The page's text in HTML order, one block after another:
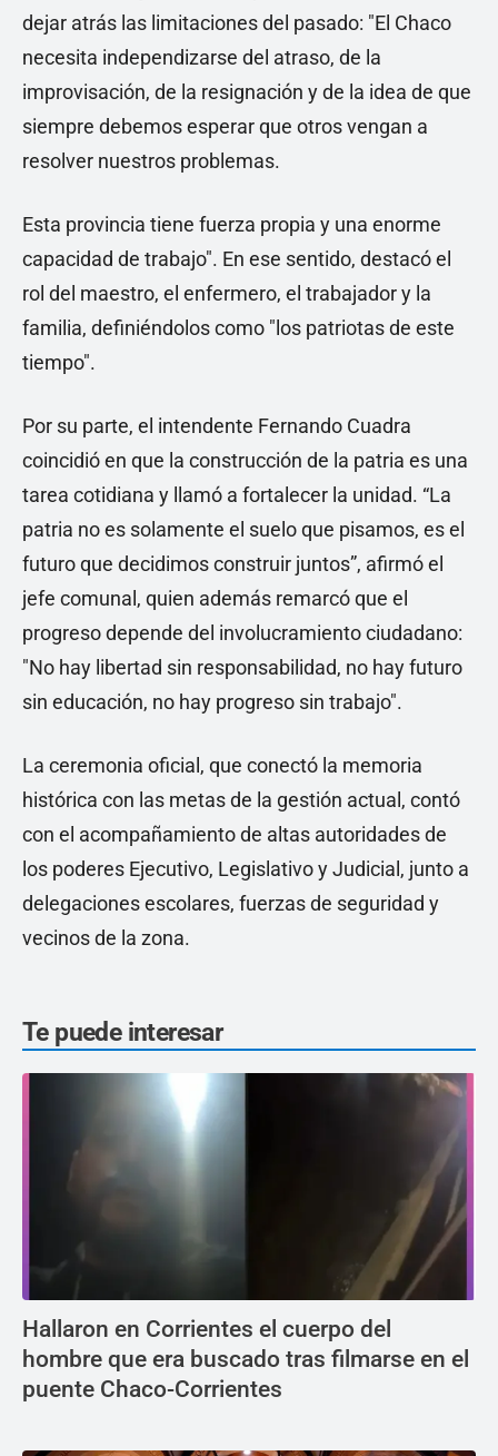
dejar atrás las limitaciones del pasado: "El Chaco
necesita independizarse del atraso, de la
improvisación, de la resignación y de la idea de que
siempre debemos esperar que otros vengan a
resolver nuestros problemas.
Esta provincia tiene fuerza propia y una enorme
capacidad de trabajo". En ese sentido, destacó el
rol del maestro, el enfermero, el trabajador y la
familia, definiéndolos como "los patriotas de este
tiempo".
Por su parte, el intendente Fernando Cuadra
coincidió en que la construcción de la patria es una
tarea cotidiana y llamó a fortalecer la unidad. “La
patria no es solamente el suelo que pisamos, es el
futuro que decidimos construir juntos”, afirmó el
jefe comunal, quien además remarcó que el
progreso depende del involucramiento ciudadano:
"No hay libertad sin responsabilidad, no hay futuro
sin educación, no hay progreso sin trabajo".
La ceremonia oficial, que conectó la memoria
histórica con las metas de la gestión actual, contó
con el acompañamiento de altas autoridades de
los poderes Ejecutivo, Legislativo y Judicial, junto a
delegaciones escolares, fuerzas de seguridad y
vecinos de la zona.
Te puede interesar
Hallaron en Corrientes el cuerpo del
hombre que era buscado tras filmarse en el
puente Chaco-Corrientes